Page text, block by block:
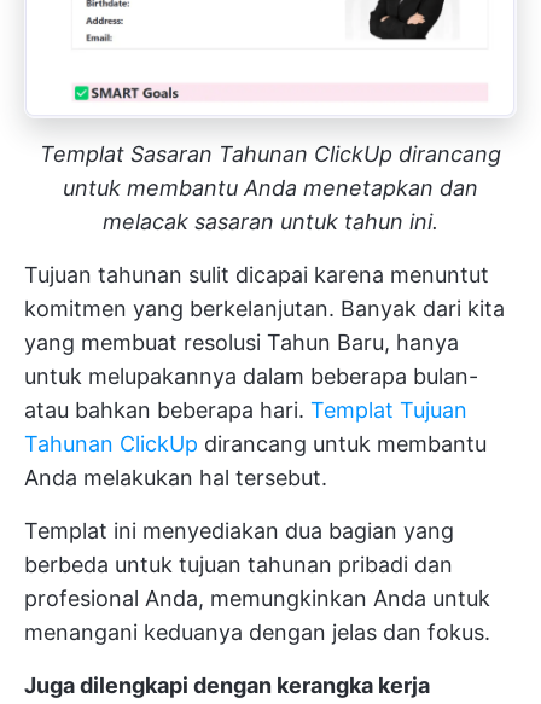
Templat Sasaran Tahunan ClickUp dirancang
untuk membantu Anda menetapkan dan
melacak sasaran untuk tahun ini.
Tujuan tahunan sulit dicapai karena menuntut
komitmen yang berkelanjutan. Banyak dari kita
yang membuat resolusi Tahun Baru, hanya
untuk melupakannya dalam beberapa bulan-
atau bahkan beberapa hari. Templat Tujuan
Tahunan ClickUp dirancang untuk membantu
Anda melakukan hal tersebut.
Templat ini menyediakan dua bagian yang
berbeda untuk tujuan tahunan pribadi dan
profesional Anda, memungkinkan Anda untuk
menangani keduanya dengan jelas dan fokus.
Juga dilengkapi dengan kerangka kerja